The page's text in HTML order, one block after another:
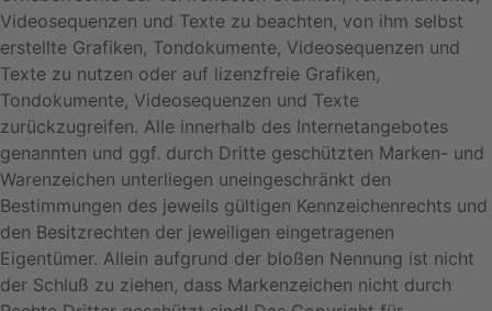
Videosequenzen und Texte zu beachten, von ihm selbst
erstellte Grafiken, Tondokumente, Videosequenzen und
Texte zu nutzen oder auf lizenzfreie Grafiken,
Tondokumente, Videosequenzen und Texte
zurückzugreifen. Alle innerhalb des Internetangebotes
genannten und ggf. durch Dritte geschützten Marken- und
Warenzeichen unterliegen uneingeschränkt den
Bestimmungen des jeweils gültigen Kennzeichenrechts und
den Besitzrechten der jeweiligen eingetragenen
Eigentümer. Allein aufgrund der bloßen Nennung ist nicht
der Schluß zu ziehen, dass Markenzeichen nicht durch